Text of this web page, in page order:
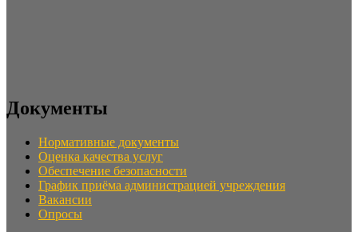
Документы
Нормативные документы
Оценка качества услуг
Обеспечение безопасности
График приёма администрацией учреждения
Вакансии
Опросы